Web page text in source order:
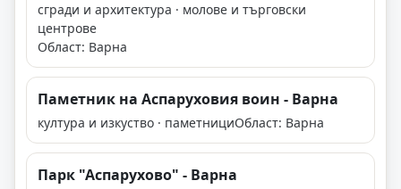
сгради и архитектура · молове и търговски
центрове
Област: Варна
Паметник на Аспаруховия воин - Варна
култура и изкуство · паметнициОбласт: Варна
Парк "Аспарухово" - Варна